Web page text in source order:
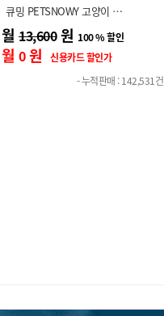
큐밍 펫키지 스마트 케어홈
월 13,600 원 100 % 할인
월 0원
신용카드 할인가
- 누적판매 : 142,531건